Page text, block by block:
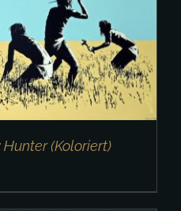
(Koloriert)